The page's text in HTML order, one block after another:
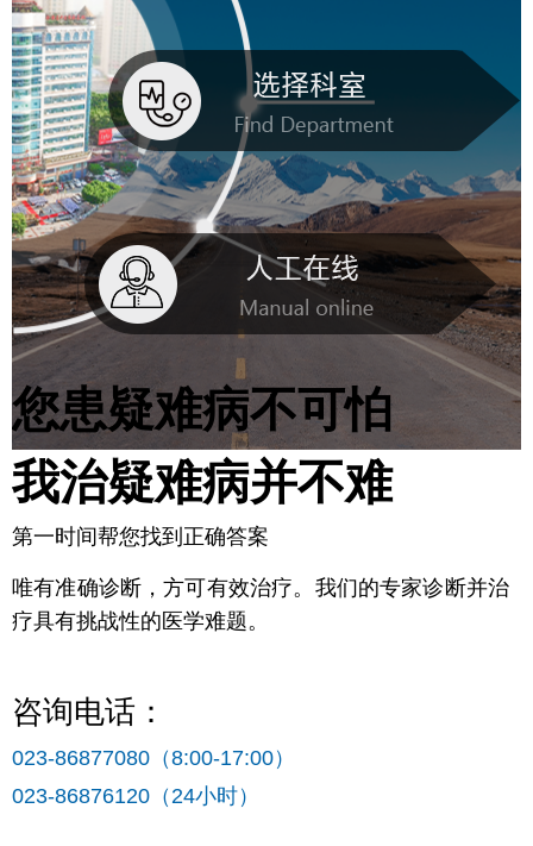
您患疑难病不可怕
我治疑难病并不难
第一时间帮您找到正确答案
唯有准确诊断，方可有效治疗。我们的专家诊断并治
疗具有挑战性的医学难题。
咨询电话：
023-86877080（8:00-17:00）
023-86876120（24小时）